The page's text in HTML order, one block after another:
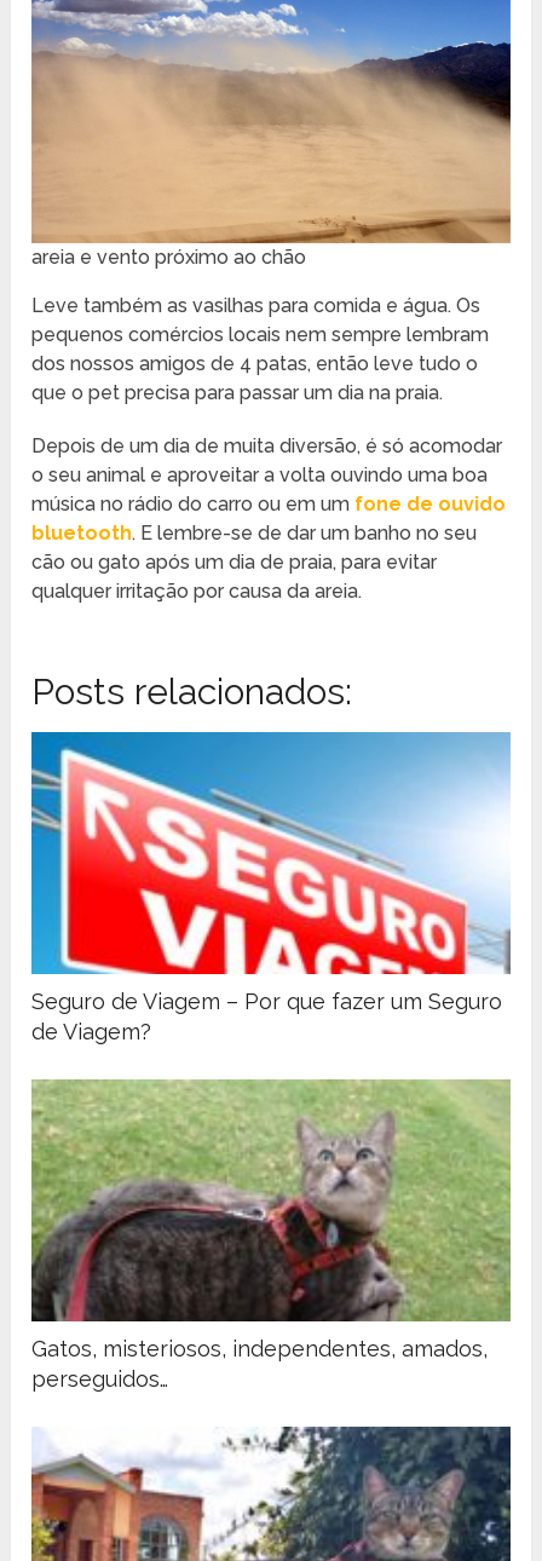
areia e vento próximo ao chão
Leve também as vasilhas para comida e água. Os
pequenos comércios locais nem sempre lembram
dos nossos amigos de 4 patas, então leve tudo o
que o pet precisa para passar um dia na praia.
Depois de um dia de muita diversão, é só acomodar
o seu animal e aproveitar a volta ouvindo uma boa
música no rádio do carro ou em um fone de ouvido
bluetooth. E lembre-se de dar um banho no seu
cão ou gato após um dia de praia, para evitar
qualquer irritação por causa da areia.
Posts relacionados:
Seguro de Viagem – Por que fazer um Seguro
de Viagem?
Gatos, misteriosos, independentes, amados,
perseguidos…